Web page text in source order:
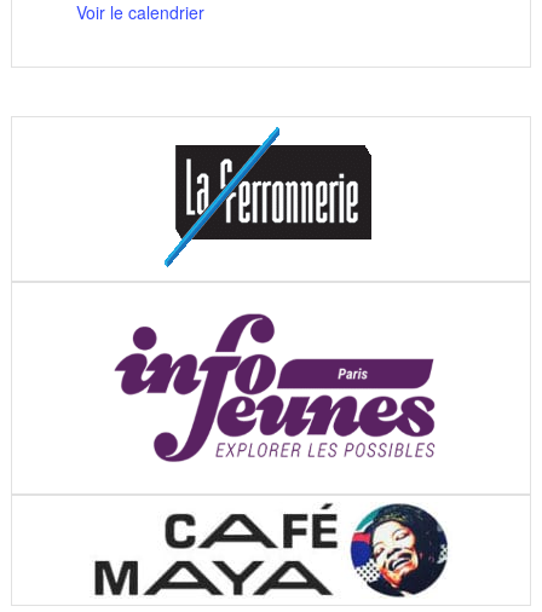
Voir le calendrier